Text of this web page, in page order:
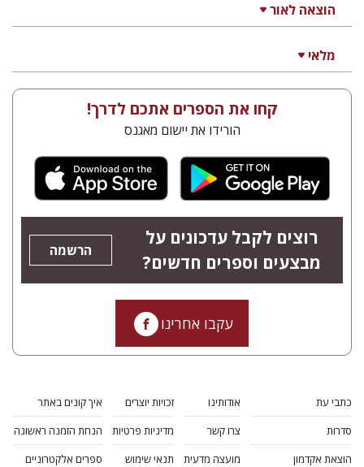
הוצאה לאור
מלאי
קחו את הספרים אתכם לדרך!
הורידו את יישום מאגנס
רוצים לקבל עדכונים על
מבצעים וספרים חדשים?
הרשמה
עקבו אחרינו
כתבי עת
סדרות
הוצאת אקדמון
אודותינו
צרו קשר
מועצה מדעית
זכויות יוצרים
מדיניות פרטיות
תנאי שימוש
איך קונים באתר
הנחת הזמנה ראשונה
ספרים אלקטרוניים